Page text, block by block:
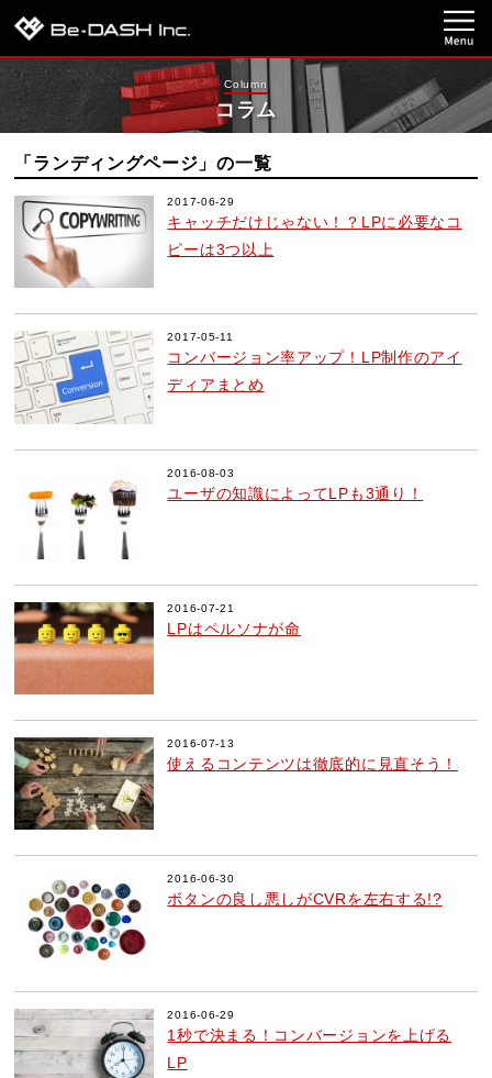
Column
コラム
「ランディングページ」の一覧
2017-06-29
キャッチだけじゃない！？LPに必要なコ
ピーは3つ以上
2017-05-11
コンバージョン率アップ！LP制作のアイ
ディアまとめ
2016-08-03
ユーザの知識によってLPも3通り！
2016-07-21
LPはペルソナが命
2016-07-13
使えるコンテンツは徹底的に見直そう！
2016-06-30
ボタンの良し悪しがCVRを左右する!?
2016-06-29
1秒で決まる！コンバージョンを上げる
LP